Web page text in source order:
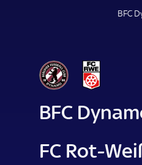
BFC
BFC
FC Rot-